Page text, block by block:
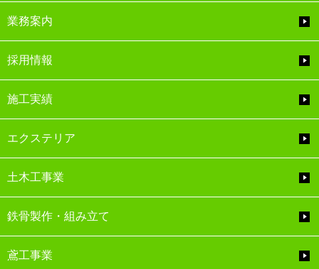
業務案内
採用情報
施工実績
エクステリア
土木工事業
鉄骨製作・組み立て
鳶工事業